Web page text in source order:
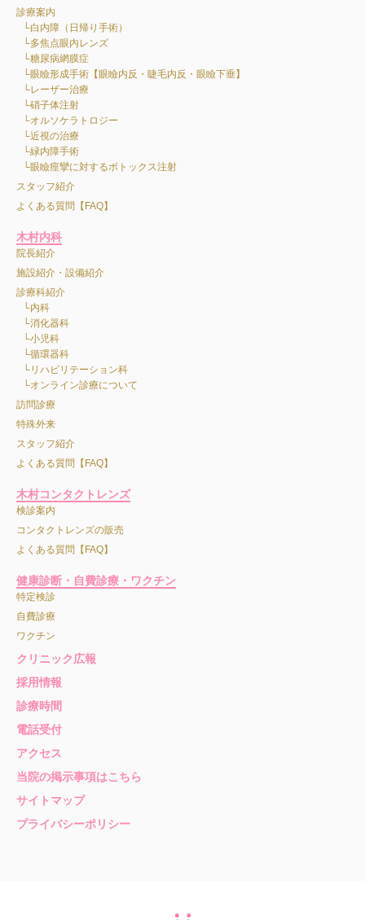
診療案内
白内障（日帰り手術）
多焦点眼内レンズ
糖尿病網膜症
眼瞼形成手術【眼瞼内反・睫毛内反・眼瞼下垂】
レーザー治療
硝子体注射
オルソケラトロジー
近視の治療
緑内障手術
眼瞼痙攣に対するボトックス注射
スタッフ紹介
よくある質問【FAQ】
木村内科
院長紹介
施設紹介・設備紹介
診療科紹介
内科
消化器科
小児科
循環器科
リハビリテーション科
オンライン診療について
訪問診療
特殊外来
スタッフ紹介
よくある質問【FAQ】
木村コンタクトレンズ
検診案内
コンタクトレンズの販売
よくある質問【FAQ】
健康診断・自費診療・ワクチン
特定検診
自費診療
ワクチン
クリニック広報
採用情報
診療時間
電話受付
アクセス
当院の掲示事項はこちら
サイトマップ
プライバシーポリシー